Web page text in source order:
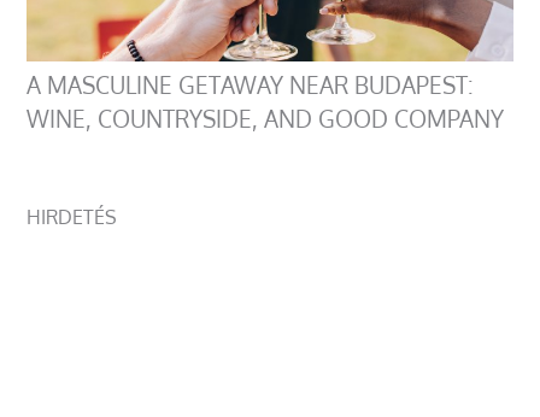
A MASCULINE GETAWAY NEAR BUDAPEST:
WINE, COUNTRYSIDE, AND GOOD COMPANY
HIRDETÉS